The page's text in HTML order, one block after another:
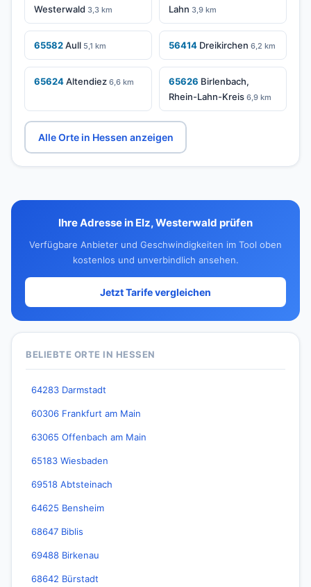
Westerwald 3,3 km
Lahn 3,9 km
65582Aull 5,1 km 56414 Dreikirchen 6,2 km
65624Altendiez 6,6 km 65626 Birlenbach,
Rhein-Lahn-Kreis 6,9 km
Alle Orte in Hessen anzeigen
Ihre Adresse in Elz, Westerwald prüfen
Verfügbare Anbieter und Geschwindigkeiten im Tool oben
kostenlos und unverbindlich ansehen.
Jetzt Tarife vergleichen
BELIEBTE ORTE IN HESSEN
64283 Darmstadt
60306 Frankfurt am Main
63065 Offenbach am Main
65183 Wiesbaden
69518 Abtsteinach
64625 Bensheim
68647 Biblis
69488 Birkenau
68642 Bürstadt